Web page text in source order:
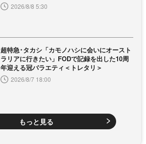
2026/8/8 5:30
超特急･タカシ「カモノハシに会いにオースト
ラリアに行きたい」FODで記録を出した10周
年迎える冠バラエティ＜トレタリ＞
2026/8/7 18:00
もっと見る